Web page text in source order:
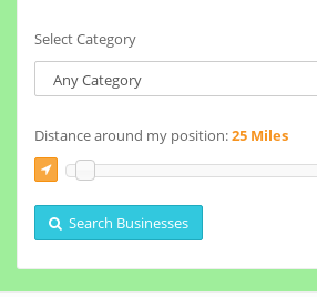
Select Category
Distance around my position:25 Miles
Search Businesses